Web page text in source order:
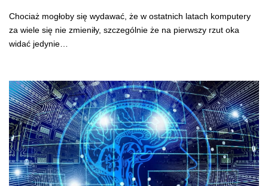
Chociaż mogłoby się wydawać, że w ostatnich latach komputery
za wiele się nie zmieniły, szczególnie że na pierwszy rzut oka
widać jedynie…